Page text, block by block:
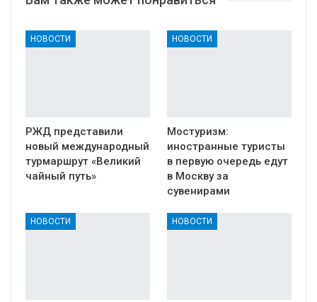
НОВОСТИ
РЖД представили
новый международный
турмаршрут «Великий
чайный путь»
НОВОСТИ
Мостуризм:
иностранные туристы
в первую очередь едут
в Москву за
сувенирами
НОВОСТИ НОВОСТИ